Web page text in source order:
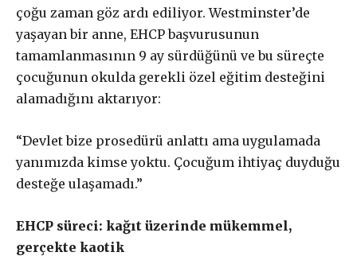
Gerçek ile
dayanışma aboneliği
Aboneliğiniz, otomatik olarak yenilenir.
Paketler arasında fark yoktur. Bütçenize uygun paketi
seçebilirsiniz.
çoğu zaman göz ardı ediliyor. Westminster’de
yaşayan bir anne, EHCP başvurusunun
tamamlanmasının 9 ay sürdüğünü ve bu süreçte
çocuğunun okulda gerekli özel eğitim desteğini
alamadığını aktarıyor:
“Devlet bize prosedürü anlattı ama uygulamada
yanımızda kimse yoktu. Çocuğum ihtiyaç duyduğu
desteğe ulaşamadı.”
EHCP süreci: kağıt üzerinde mükemmel,
gerçekte kaotik